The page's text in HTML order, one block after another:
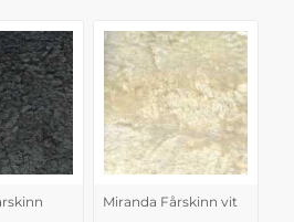
Miranda Fårskinn vit